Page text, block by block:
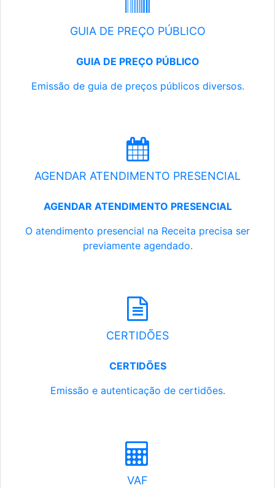
GUIA DE PREÇO PÚBLICO
GUIA DE PREÇO PÚBLICO
Emissão de guia de preços públicos diversos.
AGENDAR ATENDIMENTO PRESENCIAL
AGENDAR ATENDIMENTO PRESENCIAL
O atendimento presencial na Receita precisa ser
previamente agendado.
CERTIDÕES
CERTIDÕES
Emissão e autenticação de certidões.
VAF